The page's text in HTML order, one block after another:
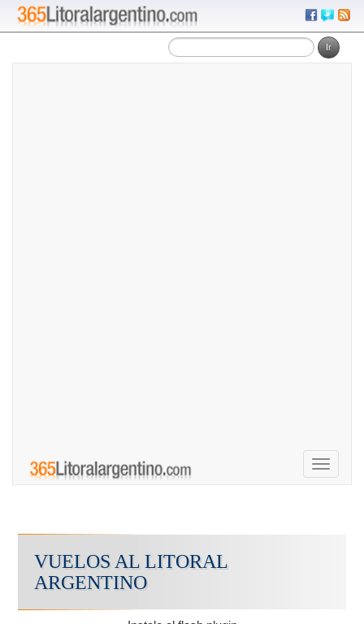
Toggle
VUELOS AL LITORAL
ARGENTINO